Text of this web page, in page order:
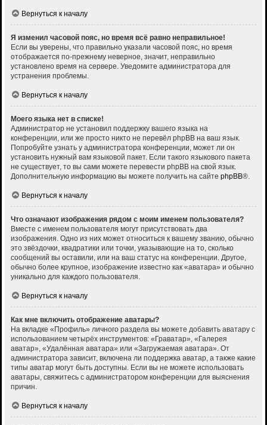
Вернуться к началу
Я изменил часовой пояс, но время всё равно неправильное!
Если вы уверены, что правильно указали часовой пояс, но время
отображается по-прежнему неверное, значит, неправильно
установлено время на сервере. Уведомите администратора для
устранения проблемы.
Вернуться к началу
Моего языка нет в списке!
Администратор не установил поддержку вашего языка на
конференции, или же просто никто не перевёл phpBB на ваш язык.
Попробуйте узнать у администратора конференции, может ли он
установить нужный вам языковой пакет. Если такого языкового пакета
не существует, то вы сами можете перевести phpBB на свой язык.
Дополнительную информацию вы можете получить на сайте phpBB®.
Вернуться к началу
Что означают изображения рядом с моим именем пользователя?
Вместе с именем пользователя могут присутствовать два
изображения. Одно из них может относиться к вашему званию, обычно
это звёздочки, квадратики или точки, указывающие на то, сколько
сообщений вы оставили, или на ваш статус на конференции. Другое,
обычно более крупное, изображение известно как «аватара» и обычно
уникально для каждого пользователя.
Вернуться к началу
Как мне включить отображение аватары?
На вкладке «Профиль» личного раздела вы можете добавить аватару с
использованием четырёх инструментов: «Граватар», «Галерея
аватар», «Удалённая аватара» или «Загружаемая аватара». От
администратора зависит, включена ли поддержка аватар, а также какие
типы аватар могут быть доступны. Если вы не можете использовать
аватары, свяжитесь с администратором конференции для выяснения
причин.
Вернуться к началу